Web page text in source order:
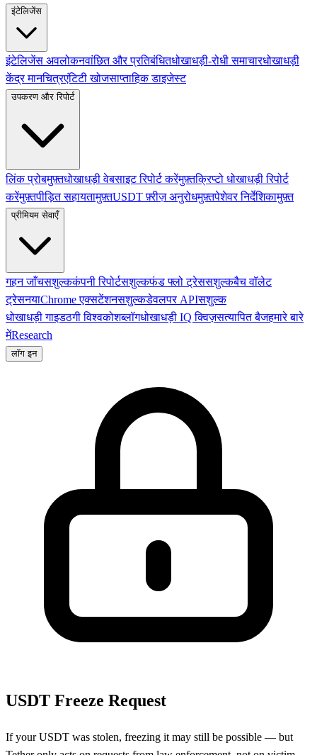
इंटेलिजेंस
इंटेलिजेंस अवलोकनवांछित और प्रतिबंधितधोखाधड़ी-रोधी समाचारधोखाधड़ी
केंद्र मानचित्रएंटिटी खोजसाप्ताहिक डाइजेस्ट
उपकरण और रिपोर्ट
लिंक प्रोबमुफ़्तधोखाधड़ी वेबसाइट रिपोर्ट करेंमुफ़्तक्रिप्टो धोखाधड़ी रिपोर्ट
करेंमुफ़्तपीड़ित सहायतामुफ़्तUSDT फ़्रीज़ अनुरोधमुफ़्तपेशेवर निर्देशिकामुफ़्त
प्रीमियम सेवाएँ
गहन जाँचसशुल्ककंपनी रिपोर्टसशुल्कफंड फ्लो ट्रेससशुल्कबैच वॉलेट
ट्रेसनयाChrome एक्सटेंशनसशुल्कडेवलपर APIसशुल्क
धोखाधड़ी गाइडठगी विश्वकोशब्लॉगधोखाधड़ी IQ क्विज़सत्यापित बैजहमारे बारे
मेंResearch
लॉग इन
USDT Freeze Request
If your USDT was stolen, freezing it may still be possible — but